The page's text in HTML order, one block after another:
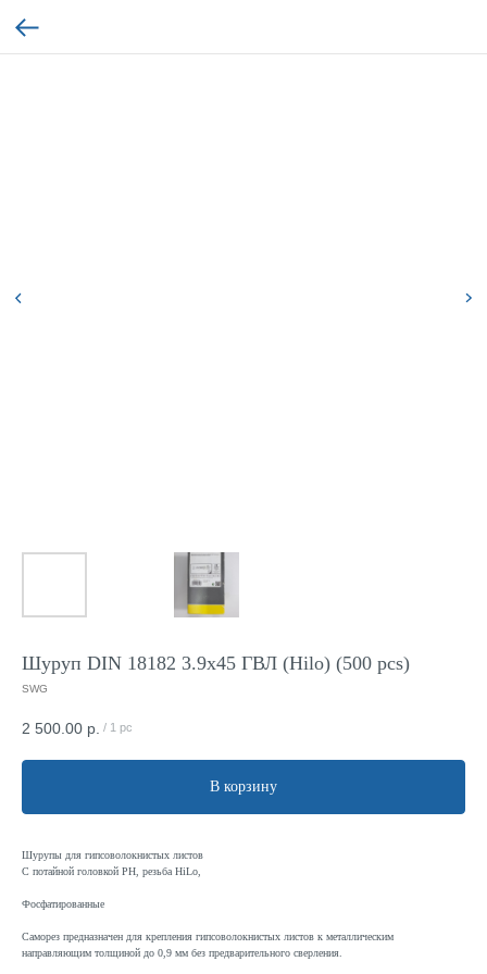
Шуруп DIN 18182 3.9x45 ГВЛ (Hilo) (500 pcs)
SWG
2 500.00 р. / 1 pc
В корзину
Шурупы для гипсоволокнистых листов
С потайной головкой PH, резьба HiLo,
Фосфатированные
Саморез предназначен для крепления гипсоволокнистых листов к металлическим
направляющим толщиной до 0,9 мм без предварительного сверления.